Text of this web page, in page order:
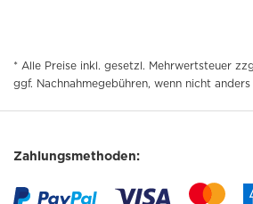
* Alle Preise inkl. gesetzl. Mehrwertsteuer
ggf. Nachnahmegebühren, wenn nicht
Zahlungsmethoden: